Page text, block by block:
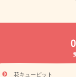
よく贈られる花
8月の誕生花(トル
お供え
ーブドフラワー
季
花キューピット